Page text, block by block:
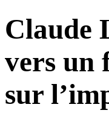
Claude
vers un
sur